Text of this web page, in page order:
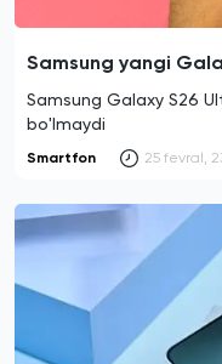
Samsung yangi
Samsung Galaxy S26
bo'lmaydi
Smartfon 25 fevral,